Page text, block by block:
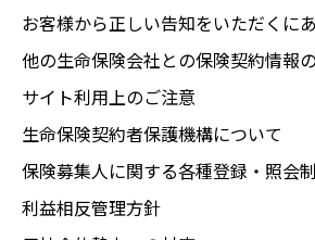
お客様から正しい告知をいただくに
他の生命保険会社との保険契約情報
サイト利用上のご注意
生命保険契約者保護機構について
保険募集人に関する各種登録・照会
利益相反管理方針